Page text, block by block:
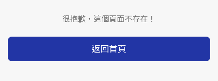
很抱歉，這個頁面不存在！
返回首頁